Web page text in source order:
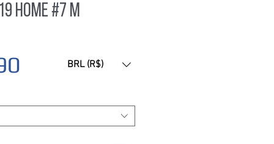
Home #7 M
PreçoBRL (R$)